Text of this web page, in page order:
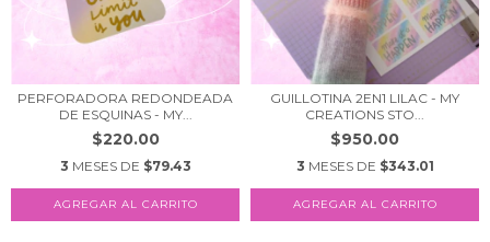
PERFORADORA REDONDEADA
DE ESQUINAS - MY...
$220.00
3 MESES DE $79.43
GUILLOTINA 2EN1 LILAC - MY
CREATIONS STO...
$950.00
3 MESES DE $343.01